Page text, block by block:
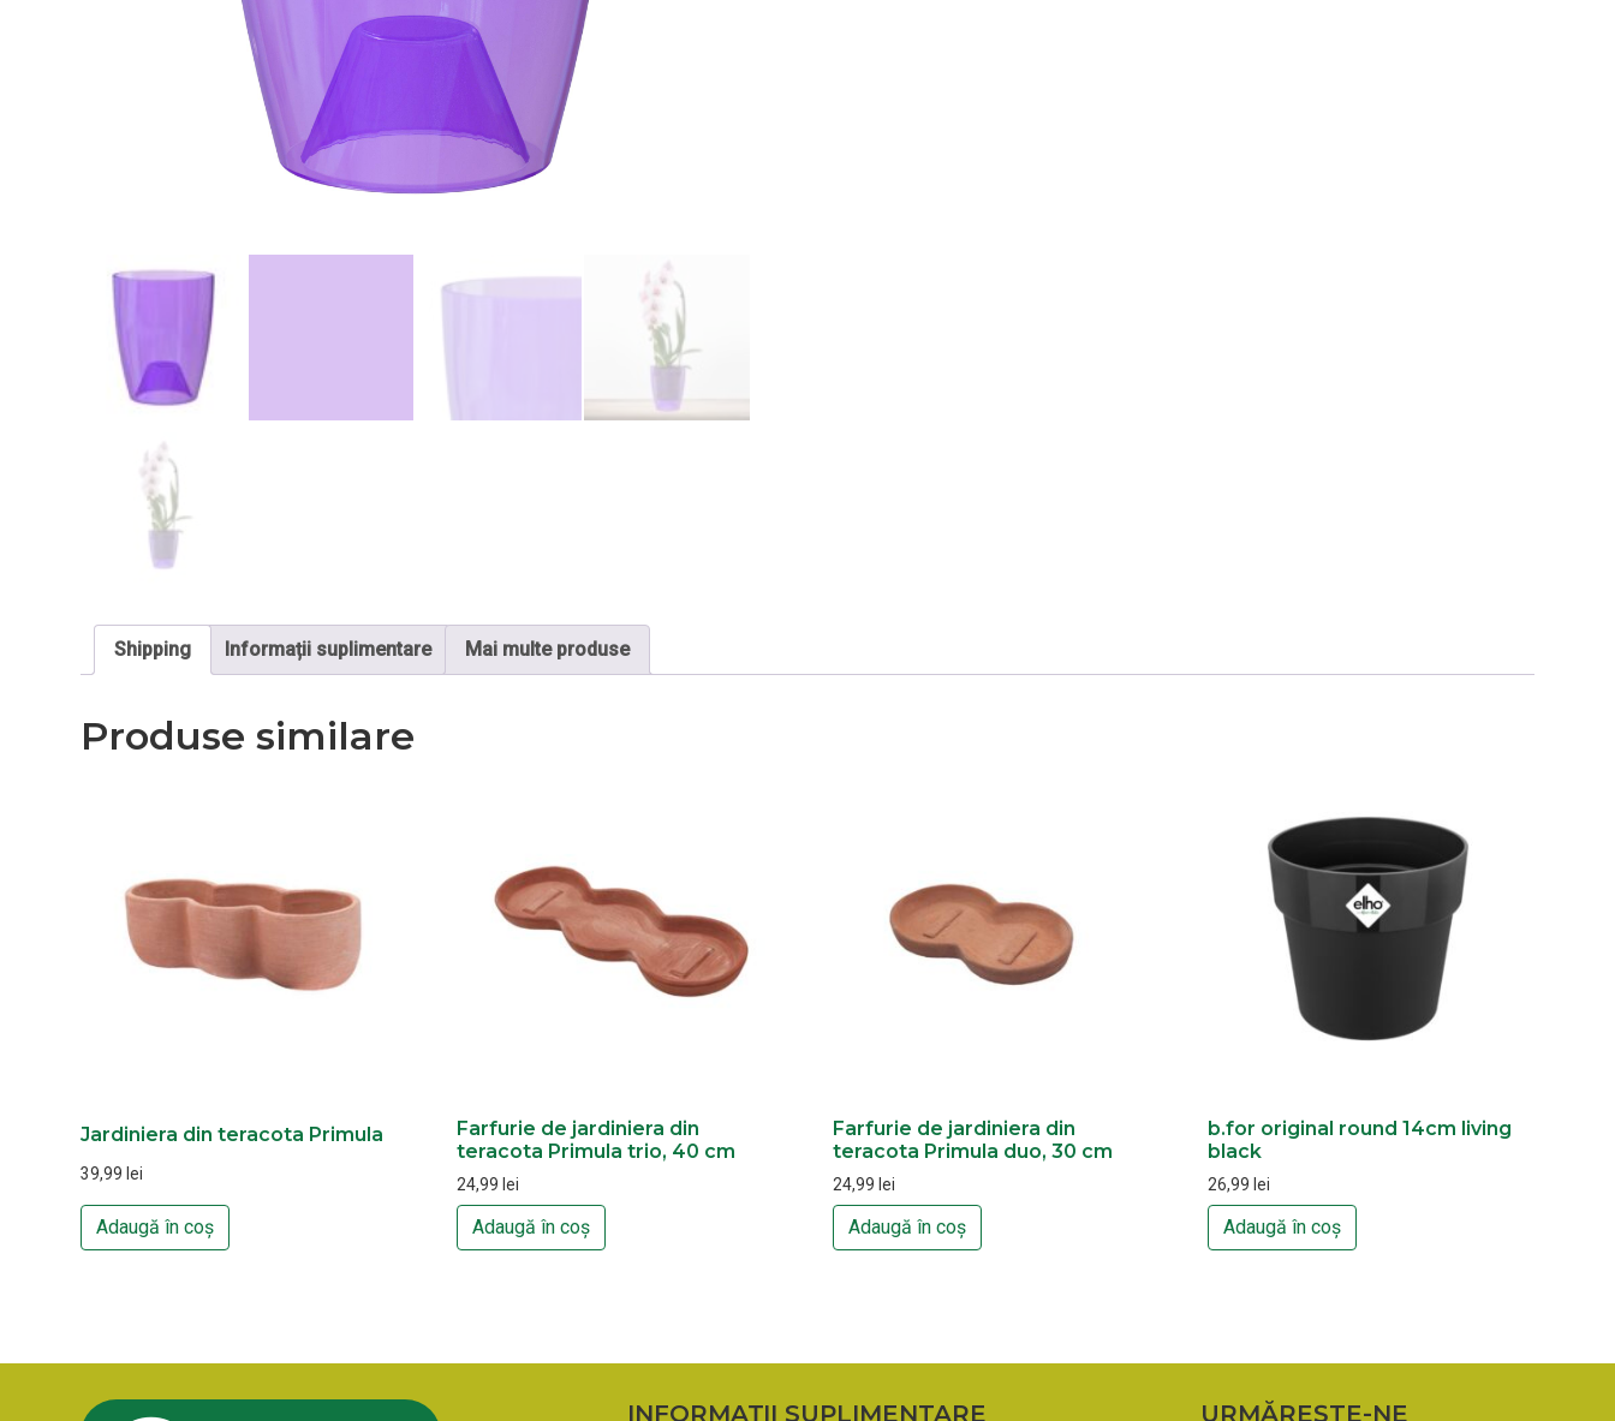
Shipping Informații suplimentare Mai multe produse
Produse similare
Jardiniera din teracota Primula
39,99 lei
Adaugă în coș
Farfurie de jardiniera din
teracota Primula trio, 40 cm
24,99 lei
Adaugă în coș
Farfurie de jardiniera din
teracota Primula duo, 30 cm
24,99 lei
Adaugă în coș
b.for original round 14cm living
black
26,99 lei
Adaugă în coș
INFORMAȚII SUPLIMENTARE URMĂREȘTE-NE